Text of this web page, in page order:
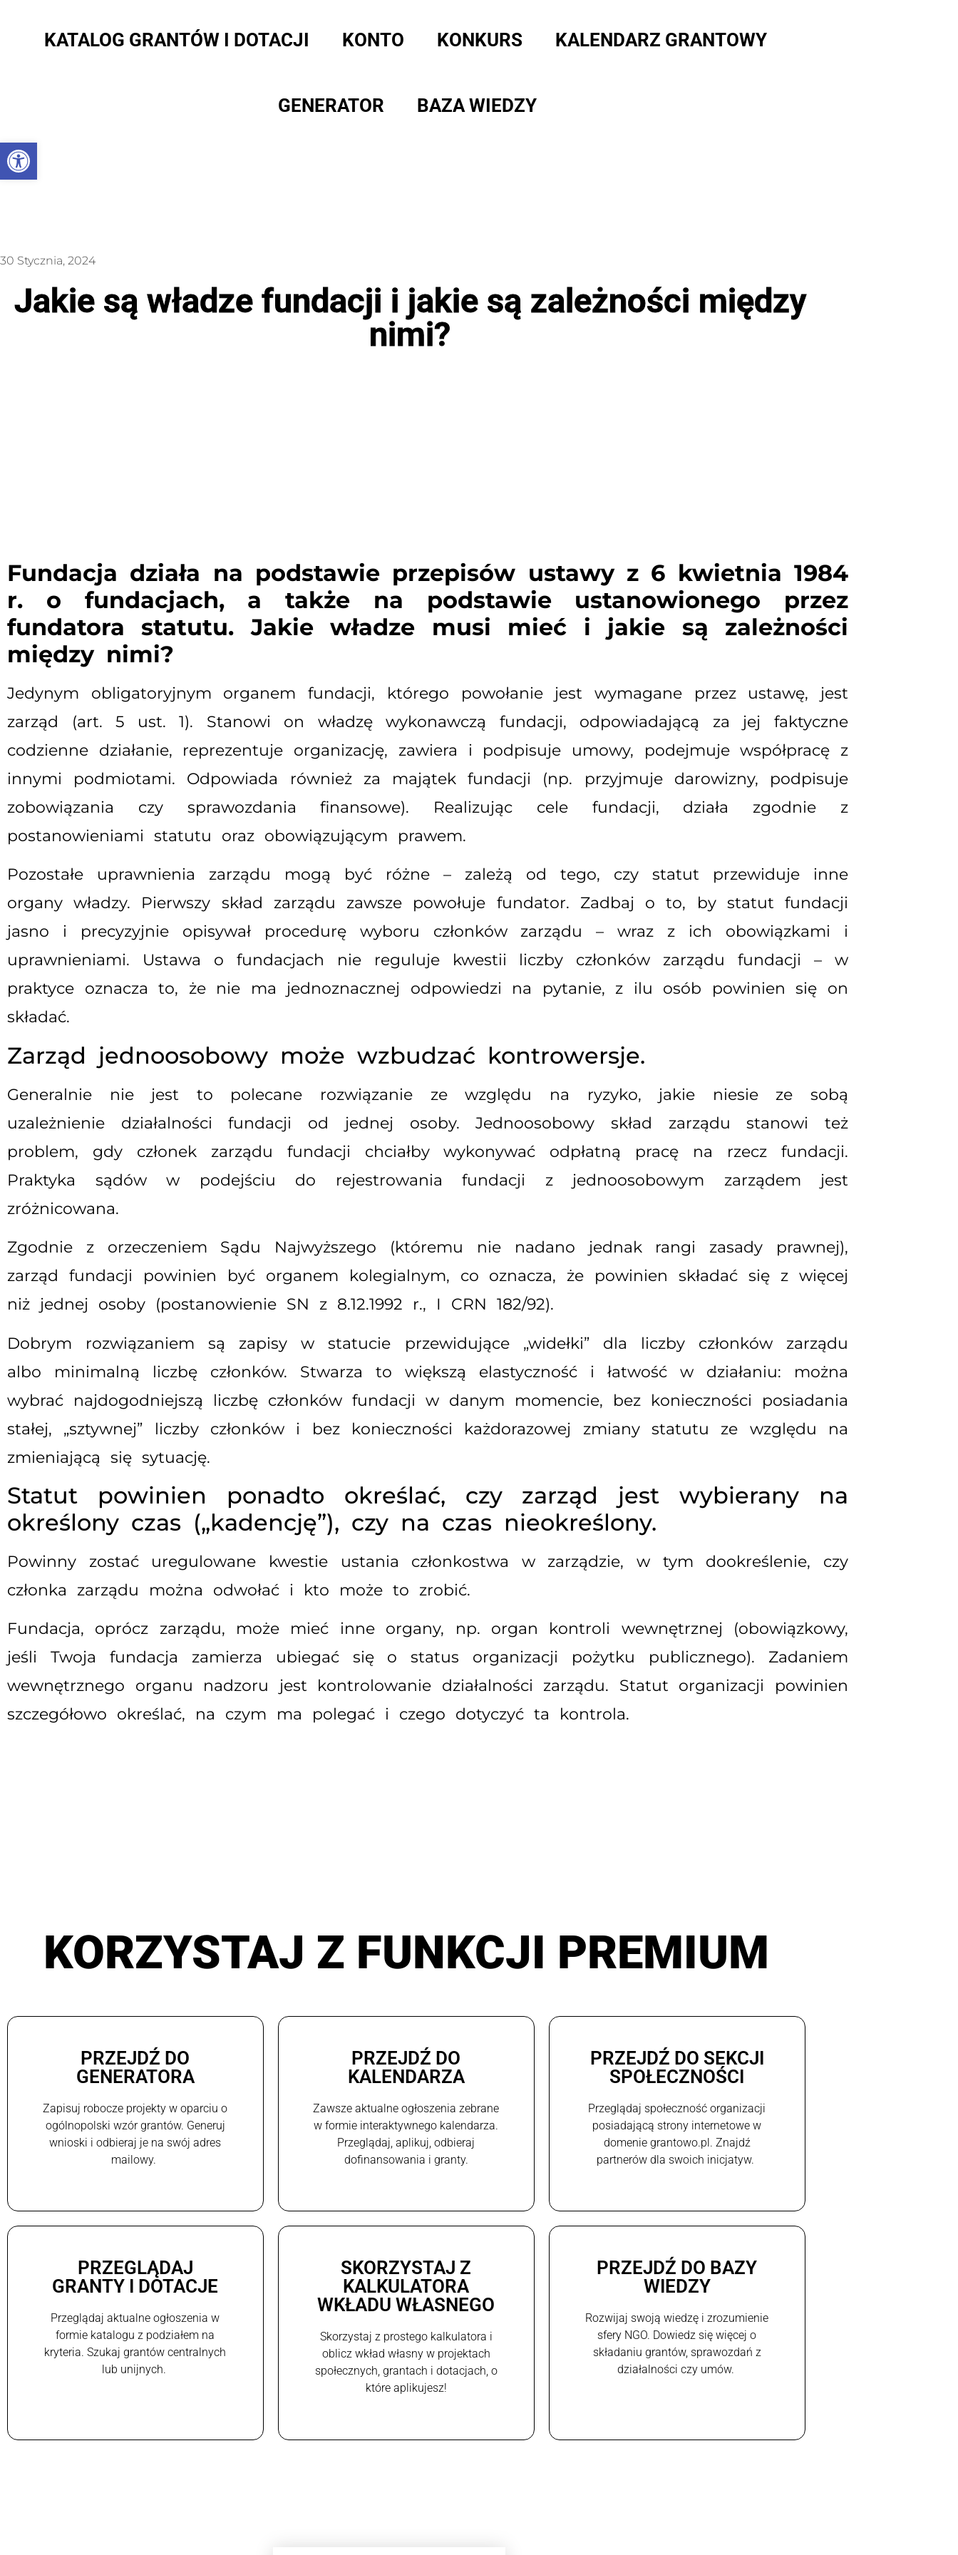
Otwórz pasek narzędzi
KATALOG GRANTÓW I DOTACJI KONTO KONKURS KALENDARZ GRANTOWY
GENERATOR BAZA WIEDZY
30 Stycznia, 2024
Jakie są władze fundacji i jakie są zależności między
nimi?
Fundacja działa na podstawie przepisów ustawy z 6 kwietnia 1984
r. o fundacjach, a także na podstawie ustanowionego przez
fundatora statutu. Jakie władze musi mieć i jakie są zależności
między nimi?
Jedynym obligatoryjnym organem fundacji, którego powołanie jest wymagane przez ustawę, jest
zarząd (art. 5 ust. 1). Stanowi on władzę wykonawczą fundacji, odpowiadającą za jej faktyczne
codzienne działanie, reprezentuje organizację, zawiera i podpisuje umowy, podejmuje współpracę z
innymi podmiotami. Odpowiada również za majątek fundacji (np. przyjmuje darowizny, podpisuje
zobowiązania czy sprawozdania finansowe). Realizując cele fundacji, działa zgodnie z
postanowieniami statutu oraz obowiązującym prawem.
Pozostałe uprawnienia zarządu mogą być różne – zależą od tego, czy statut przewiduje inne
organy władzy. Pierwszy skład zarządu zawsze powołuje fundator. Zadbaj o to, by statut fundacji
jasno i precyzyjnie opisywał procedurę wyboru członków zarządu – wraz z ich obowiązkami i
uprawnieniami. Ustawa o fundacjach nie reguluje kwestii liczby członków zarządu fundacji – w
praktyce oznacza to, że nie ma jednoznacznej odpowiedzi na pytanie, z ilu osób powinien się on
składać.
Zarząd jednoosobowy może wzbudzać kontrowersje.
Generalnie nie jest to polecane rozwiązanie ze względu na ryzyko, jakie niesie ze sobą
uzależnienie działalności fundacji od jednej osoby. Jednoosobowy skład zarządu stanowi też
problem, gdy członek zarządu fundacji chciałby wykonywać odpłatną pracę na rzecz fundacji.
Praktyka sądów w podejściu do rejestrowania fundacji z jednoosobowym zarządem jest
zróżnicowana.
Zgodnie z orzeczeniem Sądu Najwyższego (któremu nie nadano jednak rangi zasady prawnej),
zarząd fundacji powinien być organem kolegialnym, co oznacza, że powinien składać się z więcej
niż jednej osoby (postanowienie SN z 8.12.1992 r., I CRN 182/92).
Dobrym rozwiązaniem są zapisy w statucie przewidujące „widełki” dla liczby członków zarządu
albo minimalną liczbę członków. Stwarza to większą elastyczność i łatwość w działaniu: można
wybrać najdogodniejszą liczbę członków fundacji w danym momencie, bez konieczności posiadania
stałej, „sztywnej” liczby członków i bez konieczności każdorazowej zmiany statutu ze względu na
zmieniającą się sytuację.
Statut powinien ponadto określać, czy zarząd jest wybierany na
określony czas („kadencję”), czy na czas nieokreślony.
Powinny zostać uregulowane kwestie ustania członkostwa w zarządzie, w tym dookreślenie, czy
członka zarządu można odwołać i kto może to zrobić.
Fundacja, oprócz zarządu, może mieć inne organy, np. organ kontroli wewnętrznej (obowiązkowy,
jeśli Twoja fundacja zamierza ubiegać się o status organizacji pożytku publicznego). Zadaniem
wewnętrznego organu nadzoru jest kontrolowanie działalności zarządu. Statut organizacji powinien
szczegółowo określać, na czym ma polegać i czego dotyczyć ta kontrola.
KORZYSTAJ Z FUNKCJI PREMIUM
PRZEJDŹ DO
GENERATORA
Zapisuj robocze projekty w oparciu o
ogólnopolski wzór grantów. Generuj
wnioski i odbieraj je na swój adres
mailowy.
PRZEJDŹ DO
KALENDARZA
Zawsze aktualne ogłoszenia zebrane
w formie interaktywnego kalendarza.
Przeglądaj, aplikuj, odbieraj
dofinansowania i granty.
PRZEJDŹ DO SEKCJI
SPOŁECZNOŚCI
Przeglądaj społeczność organizacji
posiadającą strony internetowe w
domenie grantowo.pl. Znajdź
partnerów dla swoich inicjatyw.
PRZEGLĄDAJ
GRANTY I DOTACJE
Przeglądaj aktualne ogłoszenia w
formie katalogu z podziałem na
kryteria. Szukaj grantów centralnych
lub unijnych.
SKORZYSTAJ Z
KALKULATORA
WKŁADU WŁASNEGO
Skorzystaj z prostego kalkulatora i
oblicz wkład własny w projektach
społecznych, grantach i dotacjach, o
które aplikujesz!
PRZEJDŹ DO BAZY
WIEDZY
Rozwijaj swoją wiedzę i zrozumienie
sfery NGO. Dowiedz się więcej o
składaniu grantów, sprawozdań z
działalności czy umów.